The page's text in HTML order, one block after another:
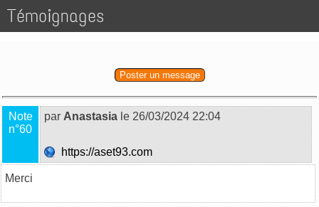
Témoignages
Poster un message
Note
n°60
par Anastasia le 26/03/2024 22:04
https://aset93.com
Merci